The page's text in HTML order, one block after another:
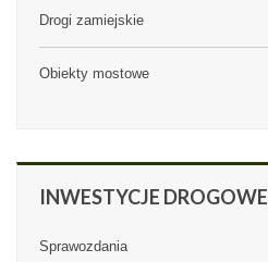
Drogi zamiejskie
Obiekty mostowe
INWESTYCJE DROGOWE
Sprawozdania